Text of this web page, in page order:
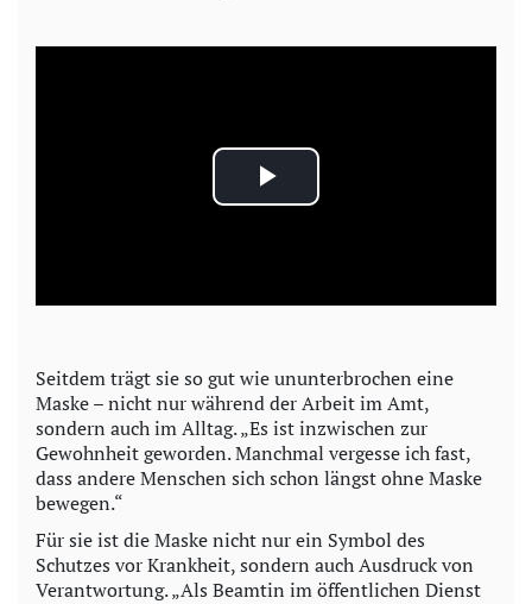
P
a
V
i
e
Seitdem trägt sie so gut wie ununterbrochen eine
Maske – nicht nur während der Arbeit im Amt,
sondern auch im Alltag. „Es ist inzwischen zur
Gewohnheit geworden. Manchmal vergesse ich fast,
dass andere Menschen sich schon längst ohne Maske
bewegen.“
Für sie ist die Maske nicht nur ein Symbol des
Schutzes vor Krankheit, sondern auch Ausdruck von
Verantwortung. „Als Beamtin im öffentlichen Dienst